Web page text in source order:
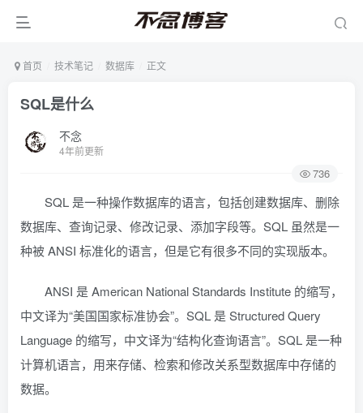
首页 技术笔记 数据库 正文
SQL是什么
不念
4年前更新
736
SQL 是一种操作数据库的语言，包括创建数据库、删除
数据库、查询记录、修改记录、添加字段等。SQL 虽然是一
种被 ANSI 标准化的语言，但是它有很多不同的实现版本。
ANSI 是 American National Standards Institute 的缩写，
中文译为“美国国家标准协会”。SQL 是 Structured Query
Language 的缩写，中文译为“结构化查询语言”。SQL 是一种
计算机语言，用来存储、检索和修改关系型数据库中存储的
数据。